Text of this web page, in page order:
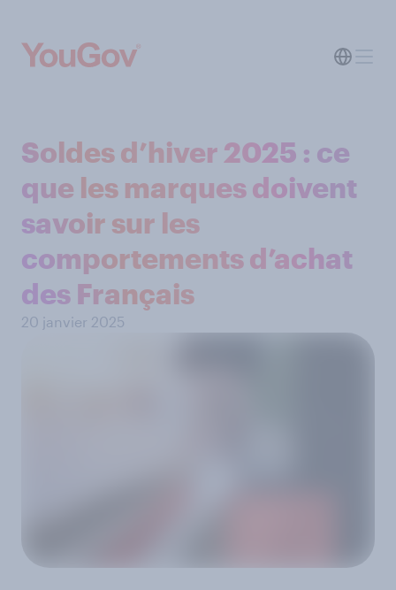
Soldes d’hiver 2025 : ce
que les marques doivent
savoir sur les
comportements d’achat
des Français
20 janvier 2025